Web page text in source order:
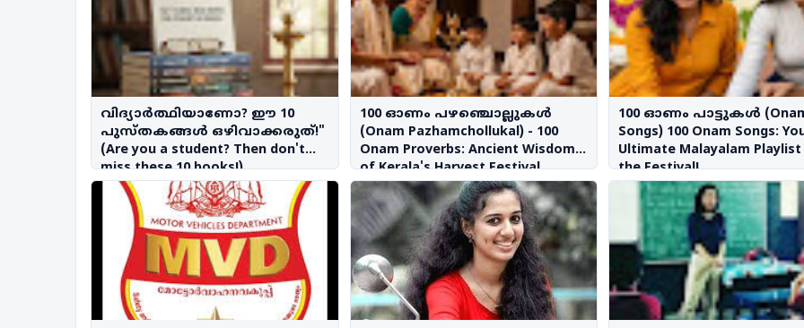
വിദ്യാർത്ഥിയാണോ? ഈ 10
പുസ്തകങ്ങൾ ഒഴിവാക്കരുത്!"
(Are you a student? Then don't
miss these 10 books!)
100 ഓണം പഴഞ്ചൊല്ലുകൾ
(Onam Pazhamchollukal) - 100
Onam Proverbs: Ancient Wisdom
of Kerala's Harvest Festival
100 ഓണം പാട്ടുകൾ
Songs) 100 Onam Songs:
Ultimate Malayalam
the Festival!